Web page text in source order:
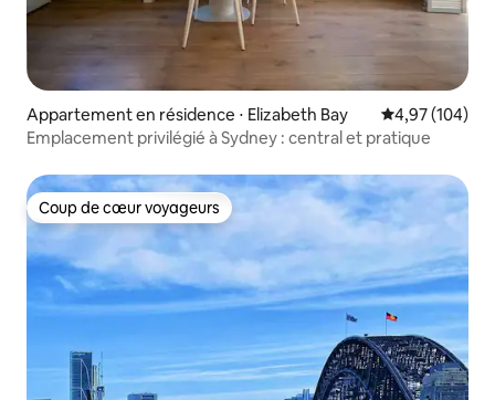
Appartement en résidence ⋅ Elizabeth Bay Évaluation
4,97 (104)
Emplacement privilégié à Sydney : central et pratique
Coup de cœur voyageurs
Coup de cœur voyageurs